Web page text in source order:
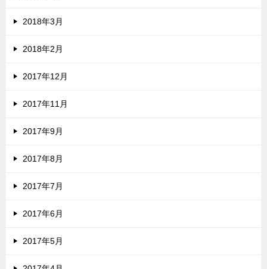
2018年3月
2018年2月
2017年12月
2017年11月
2017年9月
2017年8月
2017年7月
2017年6月
2017年5月